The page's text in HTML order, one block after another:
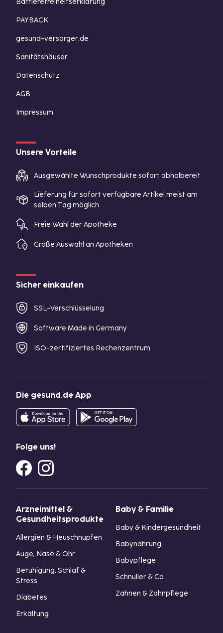
Barrierefreiheitserklärung
PAYBACK
gesund-versorger.de
Sanitätshäuser
Datenschutz
AGB
Impressum
Unsere Vorteile
Ausgewählte Wunschprodukte sofort abholbereit
Lieferung für sofort verfügbare Artikel meist am
selben Tag möglich
Freie Wahl der Apotheke
Große Auswahl an Apotheken
Sicher einkaufen
SSL-Verschlüsselung
Software Made in Germany
ISO-zertifiziertes Rechenzentrum
Die gesund.de App
Folge uns!
Arzneimittel &
Gesundheitsprodukte
Allergien & Heuschnupfen
Auge, Nase & Ohr
Beruhigung, Schlaf &
Stress
Diabetes
Erkältung
Baby & Familie
Baby & Kindergesundheit
Babynahrung
Babypflege
Schnuller & Co.
Zahnen & Zahnpflege